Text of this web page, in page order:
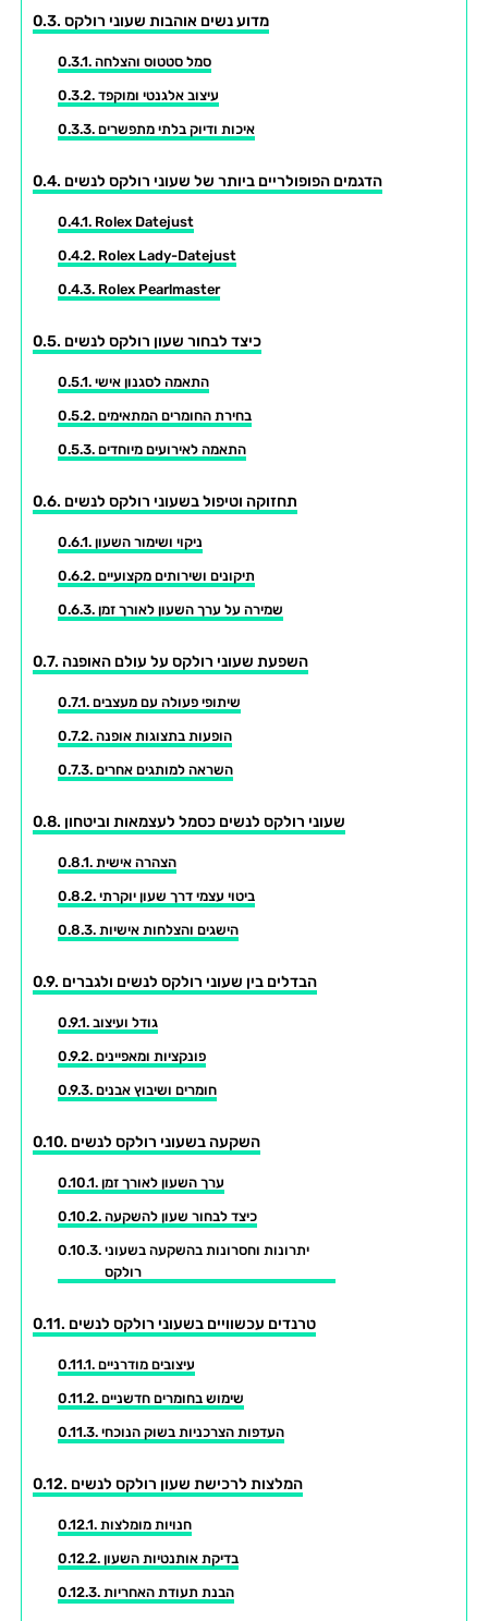
מדוע נשים אוהבות שעוני רולקס
סמל סטטוס והצלחה
עיצוב אלגנטי ומוקפד
איכות ודיוק בלתי מתפשרים
הדגמים הפופולריים ביותר של שעוני רולקס לנשים
Rolex Datejust
Rolex Lady-Datejust
Rolex Pearlmaster
כיצד לבחור שעון רולקס לנשים
התאמה לסגנון אישי
בחירת החומרים המתאימים
התאמה לאירועים מיוחדים
תחזוקה וטיפול בשעוני רולקס לנשים
ניקוי ושימור השעון
תיקונים ושירותים מקצועיים
שמירה על ערך השעון לאורך זמן
השפעת שעוני רולקס על עולם האופנה
שיתופי פעולה עם מעצבים
הופעות בתצוגות אופנה
השראה למותגים אחרים
שעוני רולקס לנשים כסמל לעצמאות וביטחון
הצהרה אישית
ביטוי עצמי דרך שעון יוקרתי
הישגים והצלחות אישיות
הבדלים בין שעוני רולקס לנשים ולגברים
גודל ועיצוב
פונקציות ומאפיינים
חומרים ושיבוץ אבנים
השקעה בשעוני רולקס לנשים
ערך השעון לאורך זמן
כיצד לבחור שעון להשקעה
יתרונות וחסרונות בהשקעה בשעוני
רולקס
טרנדים עכשוויים בשעוני רולקס לנשים
עיצובים מודרניים
שימוש בחומרים חדשניים
העדפות הצרכניות בשוק הנוכחי
המלצות לרכישת שעון רולקס לנשים
חנויות מומלצות
בדיקת אותנטיות השעון
הבנת תעודת האחריות